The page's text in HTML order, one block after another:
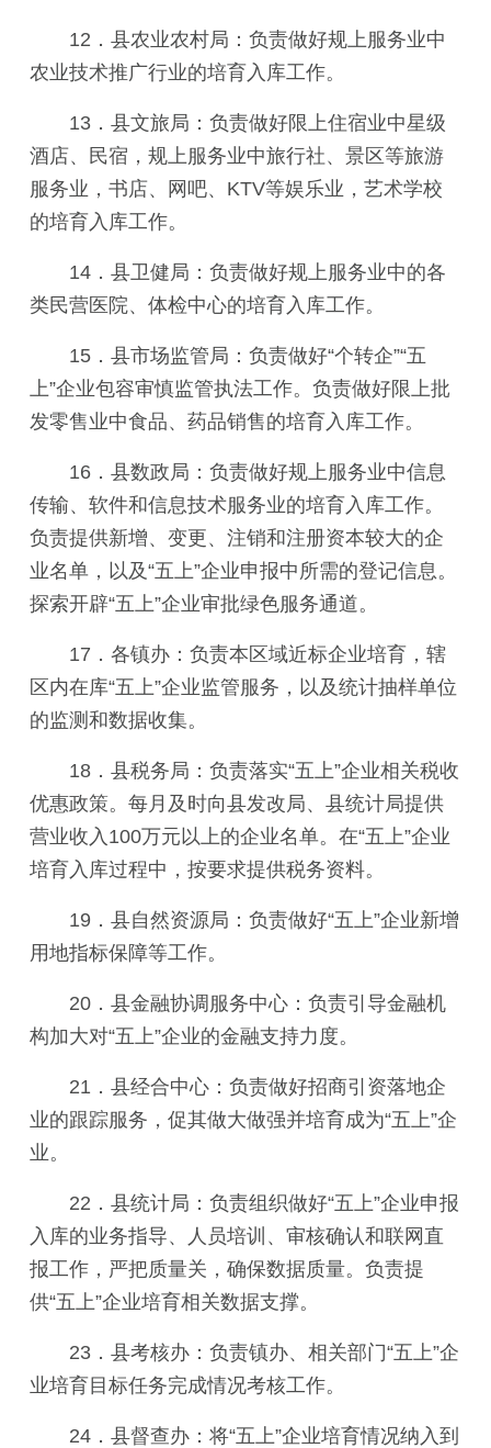
12．县农业农村局：负责做好规上服务业中
农业技术推广行业的培育入库工作。
13．县文旅局：负责做好限上住宿业中星级
酒店、民宿，规上服务业中旅行社、景区等旅游
服务业，书店、网吧、KTV等娱乐业，艺术学校
的培育入库工作。
14．县卫健局：负责做好规上服务业中的各
类民营医院、体检中心的培育入库工作。
15．县市场监管局：负责做好“个转企”“五
上”企业包容审慎监管执法工作。负责做好限上批
发零售业中食品、药品销售的培育入库工作。
16．县数政局：负责做好规上服务业中信息
传输、软件和信息技术服务业的培育入库工作。
负责提供新增、变更、注销和注册资本较大的企
业名单，以及“五上”企业申报中所需的登记信息。
探索开辟“五上”企业审批绿色服务通道。
17．各镇办：负责本区域近标企业培育，辖
区内在库“五上”企业监管服务，以及统计抽样单位
的监测和数据收集。
18．县税务局：负责落实“五上”企业相关税收
优惠政策。每月及时向县发改局、县统计局提供
营业收入100万元以上的企业名单。在“五上”企业
培育入库过程中，按要求提供税务资料。
19．县自然资源局：负责做好“五上”企业新增
用地指标保障等工作。
20．县金融协调服务中心：负责引导金融机
构加大对“五上”企业的金融支持力度。
21．县经合中心：负责做好招商引资落地企
业的跟踪服务，促其做大做强并培育成为“五上”企
业。
22．县统计局：负责组织做好“五上”企业申报
入库的业务指导、人员培训、审核确认和联网直
报工作，严把质量关，确保数据质量。负责提
供“五上”企业培育相关数据支撑。
23．县考核办：负责镇办、相关部门“五上”企
业培育目标任务完成情况考核工作。
24．县督查办：将“五上”企业培育情况纳入到